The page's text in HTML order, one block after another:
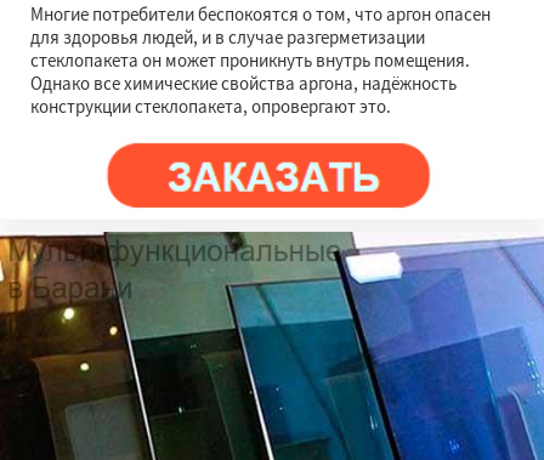
Работаем по
регионам
×
Браславль Верхнедвинск
Городок
Докшицы
Дубровно
Миоры
Новолукомль
Сенно Толочин Чашники
Многие потребители беспокоятся о том, что аргон опасен
для здоровья людей, и в случае разгерметизации
стеклопакета он может проникнуть внутрь помещения.
Однако все химические свойства аргона, надёжность
конструкции стеклопакета, опровергают это.
×
Даю согласие на обработку персональных данных